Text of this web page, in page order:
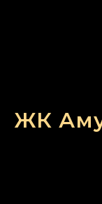
ЖК